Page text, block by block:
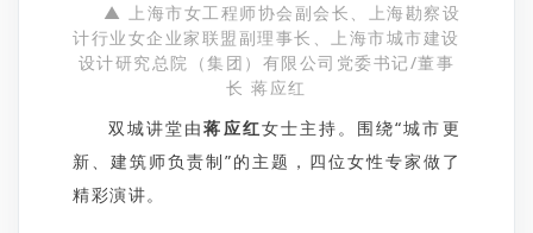
▲ 上海市女工程师协会副会长、上海勘察设
计行业女企业家联盟副理事长、上海市城市建设
设计研究总院（集团）有限公司党委书记/董事
长 蒋应红
双城讲堂由蒋应红女士主持。围绕“城市更
新、建筑师负责制”的主题，四位女性专家做了
精彩演讲。